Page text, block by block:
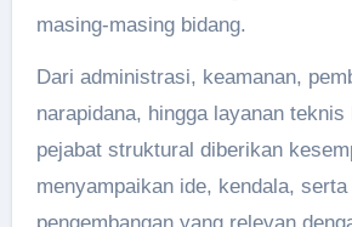
masing-masing bidang.
Dari administrasi, keamanan,
narapidana, hingga layanan
pejabat struktural diberikan
menyampaikan ide, kendala,